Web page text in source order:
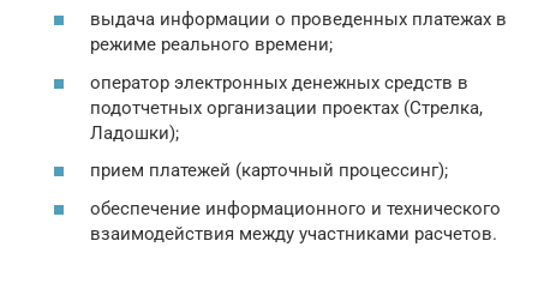
выдача информации о проведенных платежах в
режиме реального времени;
оператор электронных денежных средств в
подотчетных организации проектах (Стрелка,
Ладошки);
прием платежей (карточный процессинг);
обеспечение информационного и технического
взаимодействия между участниками расчетов.